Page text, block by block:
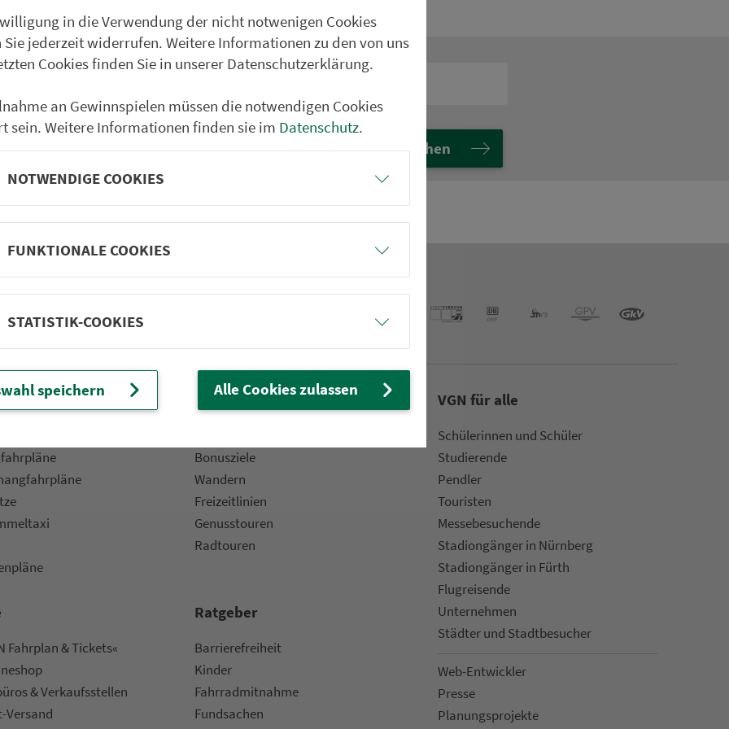
Suchen
1.100 Linien.
Partner im VGN
Fahrpläne Frei­zeit-Tipps
Bonusziele
Wandern
Frei­zeit­li­ni­en
Genusstouren
Radtouren
Fahrplan & Tickets«
& Ver­kaufs­stel­len
Versand
Rat­ge­ber
Bar­ri­e­re­frei­heit
Kinder
Fahr­rad­mit­nah­me
Fund­sachen
VGN für alle
Schülerinnen und Schüler
Stu­die­rende
Pendler
Touristen
Mes­se­be­suchende
Sta­di­on­gän­ger in Nürn­berg
Sta­di­on­gän­ger in Fürth
Flug­rei­sen­de
Un­ter­neh­men
Städter und Stadt­be­su­cher
Web-Entwickler
Presse
Pla­nungs­pro­jekte
in die Verwendung der nicht notwenigen Cookies
Sie jederzeit widerrufen. Weitere Informationen zu den von uns
Cookies finden Sie in unserer Datenschutzerklärung.
an Gewinnspielen müssen die notwendigen Cookies
sein. Weitere Informationen finden sie im Datenschutz.
NOTWENDIGE COOKIES
FUNKTIONALE COOKIES
STATISTIK-COOKIES
speichern Alle Cookies zulassen